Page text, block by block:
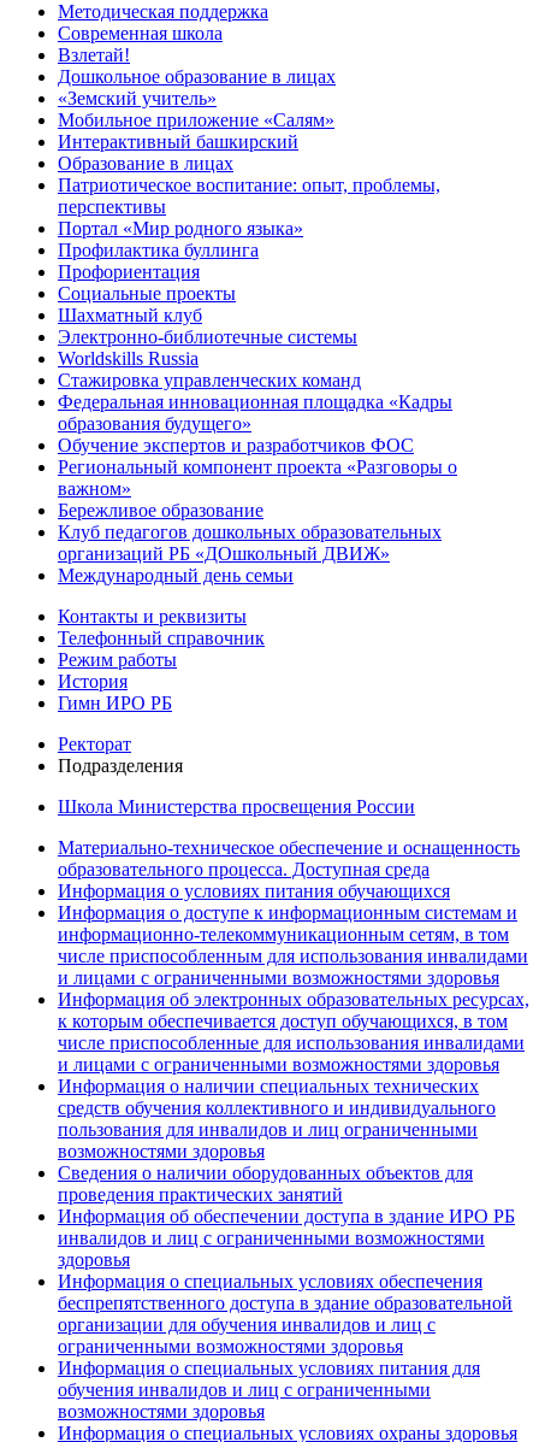
Методическая поддержка
Современная школа
Взлетай!
Дошкольное образование в лицах
«Земский учитель»
Мобильное приложение «Салям»
Интерактивный башкирский
Образование в лицах
Патриотическое воспитание: опыт, проблемы,
перспективы
Портал «Мир родного языка»
Профилактика буллинга
Профориентация
Социальные проекты
Шахматный клуб
Электронно-библиотечные системы
Worldskills Russia
Стажировка управленческих команд
Федеральная инновационная площадка «Кадры
образования будущего»
Обучение экспертов и разработчиков ФОС
Региональный компонент проекта «Разговоры о
важном»
Бережливое образование
Клуб педагогов дошкольных образовательных
организаций РБ «ДОшкольный ДВИЖ»
Международный день семьи
Контакты и реквизиты
Телефонный справочник
Режим работы
История
Гимн ИРО РБ
Ректорат
Подразделения
Школа Министерства просвещения России
Материально-техническое обеспечение и оснащенность
образовательного процесса. Доступная среда
Информация о условиях питания обучающихся
Информация о доступе к информационным системам и
информационно-телекоммуникационным сетям, в том
числе приспособленным для использования инвалидами
и лицами с ограниченными возможностями здоровья
Информация об электронных образовательных ресурсах,
к которым обеспечивается доступ обучающихся, в том
числе приспособленные для использования инвалидами
и лицами с ограниченными возможностями здоровья
Информация о наличии специальных технических
средств обучения коллективного и индивидуального
пользования для инвалидов и лиц ограниченными
возможностями здоровья
Сведения о наличии оборудованных объектов для
проведения практических занятий
Информация об обеспечении доступа в здание ИРО РБ
инвалидов и лиц с ограниченными возможностями
здоровья
Информация о специальных условиях обеспечения
беспрепятственного доступа в здание образовательной
организации для обучения инвалидов и лиц с
ограниченными возможностями здоровья
Информация о специальных условиях питания для
обучения инвалидов и лиц с ограниченными
возможностями здоровья
Информация о специальных условиях охраны здоровья